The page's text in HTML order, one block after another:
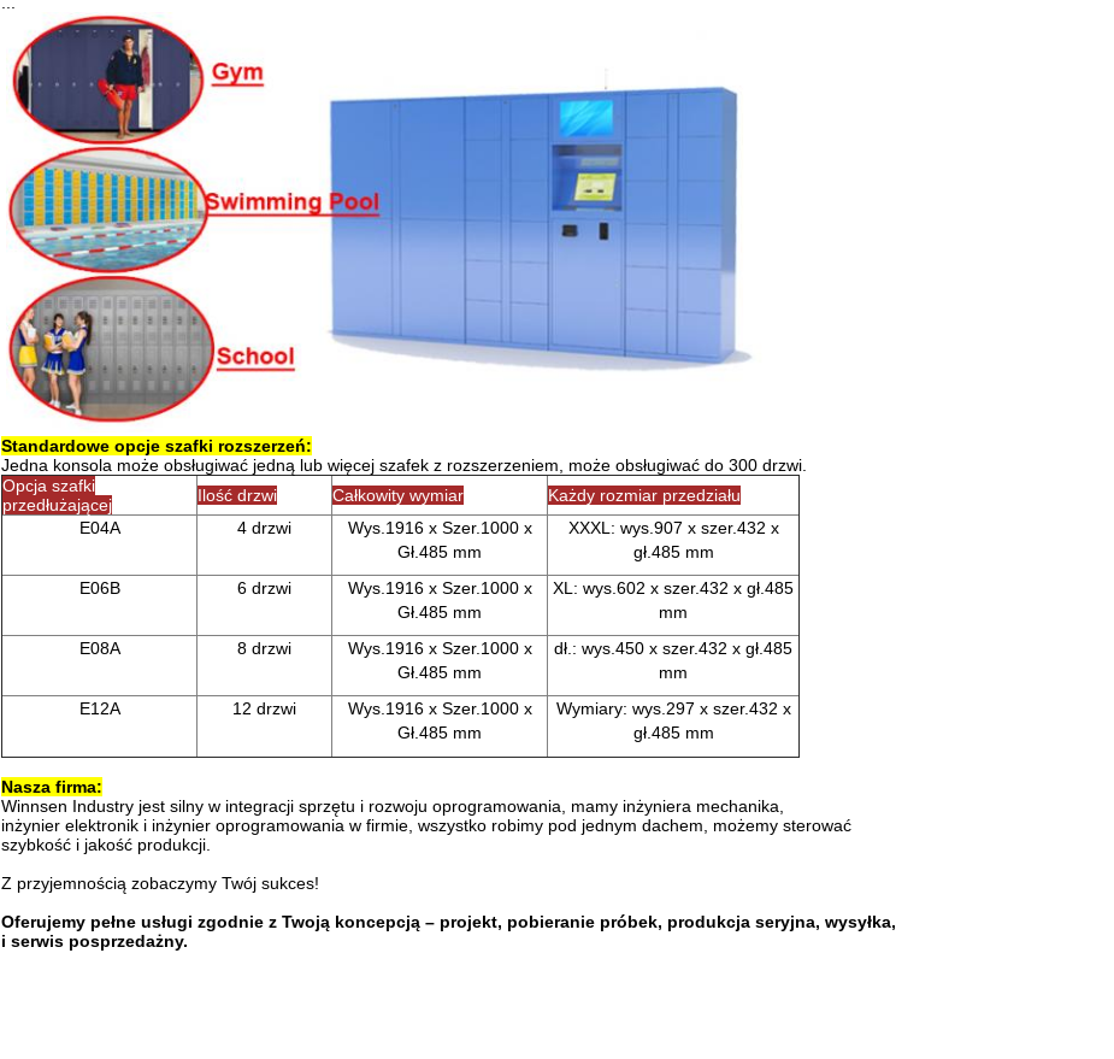
Standardowe opcje szafki rozszerzeń:
Jedna konsola może obsługiwać jedną lub więcej szafek z rozszerzeniem, może obsługiwać do 300 drzwi.
Opcja szafki
przedłużającej
Ilość drzwi Całkowity wymiar
Każdy rozmiar przedziału
E04A
4 drzwi
Wys.1916 x Szer.1000 x
Gł.485 mm
XXXL: wys.907 x szer.432 x
gł.485 mm
E06B
6 drzwi
Wys.1916 x Szer.1000 x
Gł.485 mm
XL: wys.602 x szer.432 x gł.485
mm
E08A
8 drzwi
Wys.1916 x Szer.1000 x
Gł.485 mm
dł.: wys.450 x szer.432 x gł.485
mm
E12A
12 drzwi
Wys.1916 x Szer.1000 x
Gł.485 mm
Wymiary: wys.297 x szer.432 x
gł.485 mm
Nasza firma:
Winnsen Industry jest silny w integracji sprzętu i rozwoju oprogramowania, mamy inżyniera mechanika,
inżynier elektronik i inżynier oprogramowania w firmie, wszystko robimy pod jednym dachem, możemy sterować
szybkość i jakość produkcji.
Z przyjemnością zobaczymy Twój sukces!
Oferujemy pełne usługi zgodnie z Twoją koncepcją – projekt, pobieranie próbek, produkcja seryjna, wysyłka,
i serwis posprzedażny.